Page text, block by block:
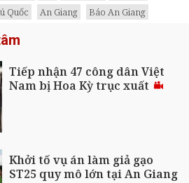
Quốc An Giang Báo An Giang
Tiếp nhận 47 công dân Việt
Nam bị Hoa Kỳ trục xuất
Khởi tố vụ án làm giả gạo
ST25 quy mô lớn tại An Giang